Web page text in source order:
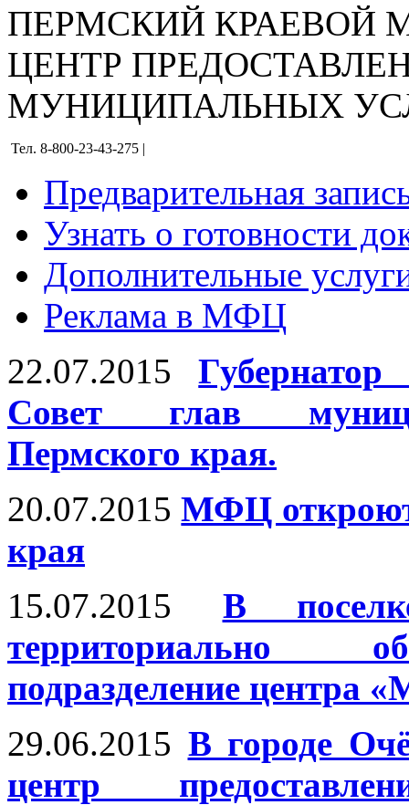
ПЕРМСКИЙ КРАЕВОЙ
ЦЕНТР
МУНИЦИПАЛЬНЫХ
Тел. 8-800-23-43-275 |
Предварительная
Узнать о готовности
Дополнительные
Реклама в МФЦ
22.07.2015
Совет глав
Пермского края.
20.07.2015 МФЦ откроют
края
15.07.2015
В
территориально
подразделение центра
29.06.2015 В городе
центр